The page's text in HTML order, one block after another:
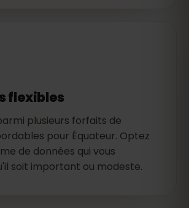
flexibles
plusieurs forfaits de
pour Équateur. Optez
de données qui vous
soit important ou modeste.